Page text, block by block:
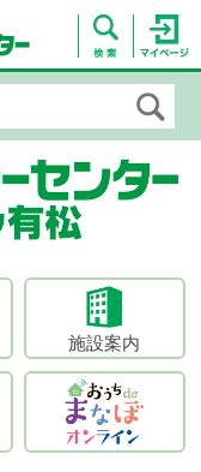
施設案内